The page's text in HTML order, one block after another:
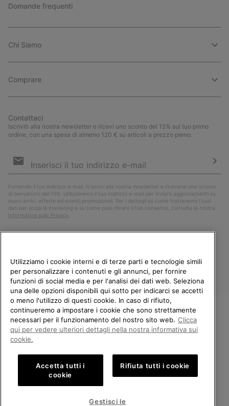
Domande frequenti
Chi Siamo
Comprare
Contattaci
Iscriviti alla nostra newsletter e ricevi uno sconto del 15% sul tuo primo
ordine, con una spesa di almeno 120 € su articoli a prezzo pieno.
e-
Fornendo il tuo indirizzo e-mail, ti iscrivi alla nostra newsletter e riceverai uno sconto
di benvenuto del 15%. Utilizzeremo il tuo indirizzo e-mail per inviarti aggiornamenti su
nuovi arrivi, offerte ed eventi promozionali. Per i dettagli su come tratteremo i tuoi
dati per scopi di marketing e su come puoi ritirare il tuo consenso, consulta la nostra
Informativa sulla Privacy
Italia
©2026Columbia Sportswear Company. Avenue des Morgines, 12 1213
Petit-Lancy Switzerland. Tutti i diritti riservati.
Politica sulla privacy Termini di utilizzo
Condizioni Generali di Vendita
Public CBCR
BENVENUTO/A IN SOREL.
SELEZIONA IL TUO PAESE DI
Shopping online disponibile
Utilizziamo i cookie interni e di terze parti e tecnologie simili
per personalizzare i contenuti e gli annunci, per fornire
funzioni di social media e per l'analisi dei dati web. Seleziona
una delle opzioni disponibili qui sotto per indicarci se accetti
o meno l'utilizzo di questi cookie. In caso di rifiuto,
continueremo a impostare i cookie che sono strettamente
necessari per il funzionamento del nostro sito web. Clicca
qui per vedere ulteriori dettagli nella nostra informativa sui
cookie.
Accetta tutti i
cookie
Rifiuta tutti i cookie
Gestisci le